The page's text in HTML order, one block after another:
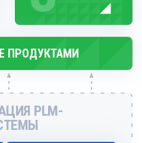
ПРОДУКТАМИ
PLM-